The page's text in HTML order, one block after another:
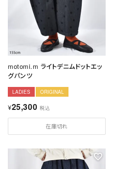
motomi.m ライトデニムドットエッ
グパンツ
LADIES ORIGINAL
¥25,300 税込
在庫切れ